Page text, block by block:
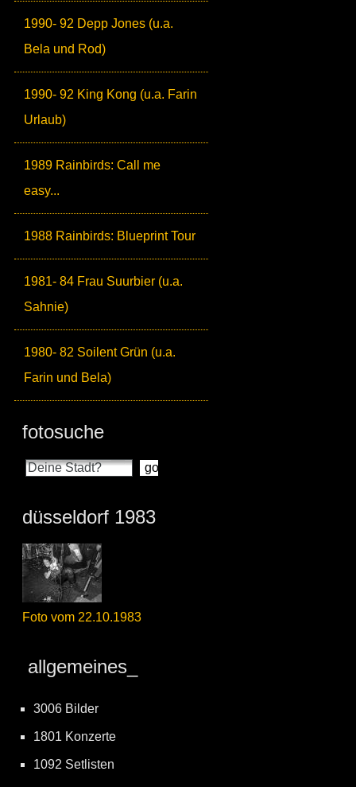
1990- 92 Depp Jones (u.a.
Bela und Rod)
1990- 92 King Kong (u.a. Farin
Urlaub)
1989 Rainbirds: Call me
easy...
1988 Rainbirds: Blueprint Tour
1981- 84 Frau Suurbier (u.a.
Sahnie)
1980- 82 Soilent Grün (u.a.
Farin und Bela)
fotosuche
düsseldorf 1983
Foto vom 22.10.1983
allgemeines_
3006 Bilder
1801 Konzerte
1092 Setlisten